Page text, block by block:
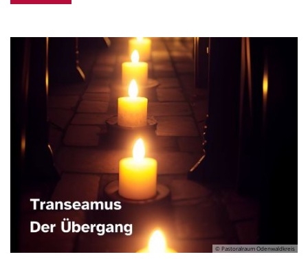
© Pastoralraum Odenwaldkreis